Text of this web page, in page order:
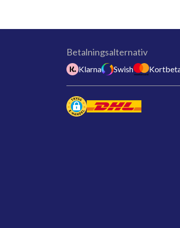
Betalningsalternativ
Klarna Swish